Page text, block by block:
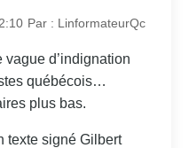
Par : LinformateurQc
d’indignation
québécois…
plus bas.
texte signé Gilbert